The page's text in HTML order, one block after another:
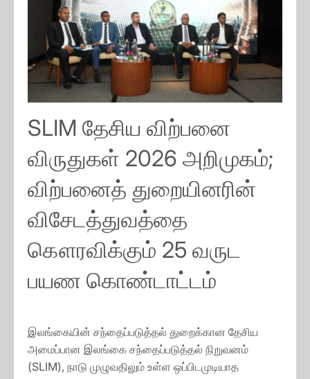
SLIM தேசிய விற்பனை
விருதுகள் 2026 அறிமுகம்;
விற்பனைத் துறையினரின்
விசேடத்துவத்தை
கௌரவிக்கும் 25 வருட
பயண கொண்டாட்டம்
இலங்கையின் சந்தைப்படுத்தல் துறைக்கான தேசிய
அமைப்பான இலங்கை சந்தைப்படுத்தல் நிறுவனம்
(SLIM), நாடு முழுவதிலும் உள்ள ஒப்பிடமுடியாத